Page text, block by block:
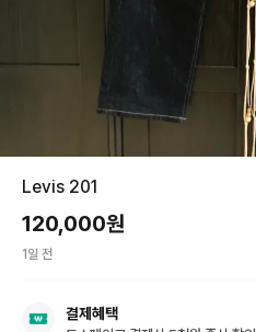
Levis 201
120,000원
1일 전
결제혜택